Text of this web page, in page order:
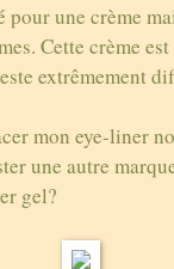
pour une crème
Cette crème
extrêmement
mon eye-liner
une autre
gel?